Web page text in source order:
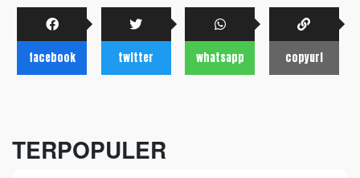
facebook twitter whatsapp copyurl
TERPOPULER